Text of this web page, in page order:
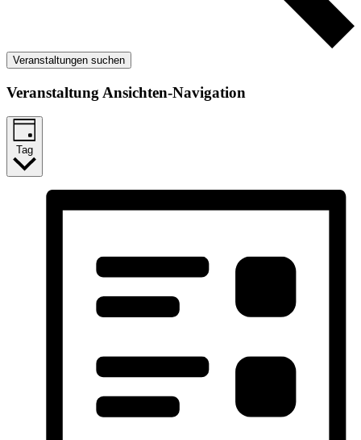
Veranstaltungen suchen
Veranstaltung Ansichten-Navigation
Tag